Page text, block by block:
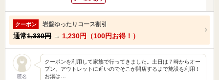
クーポン 岩盤ゆったりコース割引
通常1,330円 → 1,230円（100円お得！）
匿名
クーポンを利用して家族で行ってきました。土日は７時からオー
プン。アウトレットに近いのでそこが開店するまで施設を利用！
お湯は…